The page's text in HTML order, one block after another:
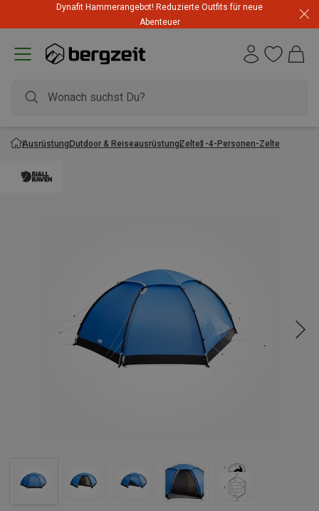
Dynafit Hammerangebot! Reduzierte Outfits für neue
Abenteuer
AusrüstungOutdoor & ReiseausrüstungZelte1-4-Personen-Zelte